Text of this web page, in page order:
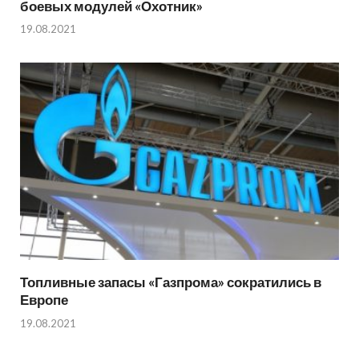
боевых модулей «Охотник»
19.08.2021
Топливные запасы «Газпрома» сократились в
Европе
19.08.2021